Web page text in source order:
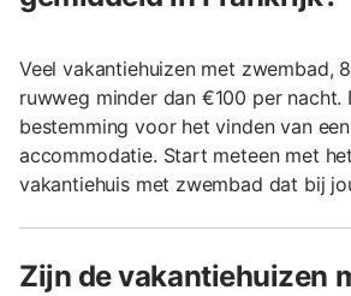
Veel vakantiehuizen met zwembad,
ruwweg minder dan €100 per
bestemming voor het vinden van
accommodatie. Start meteen met
vakantiehuis met zwembad dat bij
Zijn de vakantiehuizen